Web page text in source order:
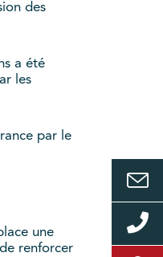
des
a été
les
par le
une
renforcer